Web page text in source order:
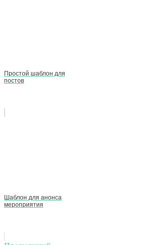
Простой шаблон для
постов
Шаблон для анонса
мероприятия